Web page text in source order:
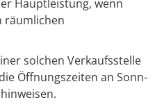
Hauptleistung, wenn
räumlichen
solchen Verkaufsstelle
Öffnungszeiten an Sonn-